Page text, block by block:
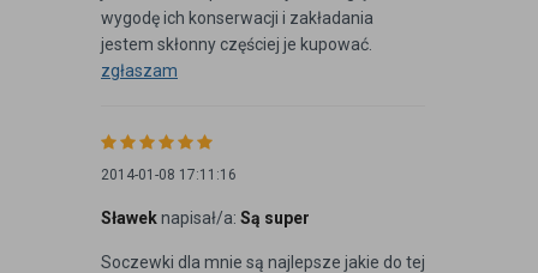
wygodę ich konserwacji i zakładania
jestem skłonny częściej je kupować.
zgłaszam
2014-01-08 17:11:16
Sławeknapisał/a: Są super
Soczewki dla mnie są najlepsze jakie do tej